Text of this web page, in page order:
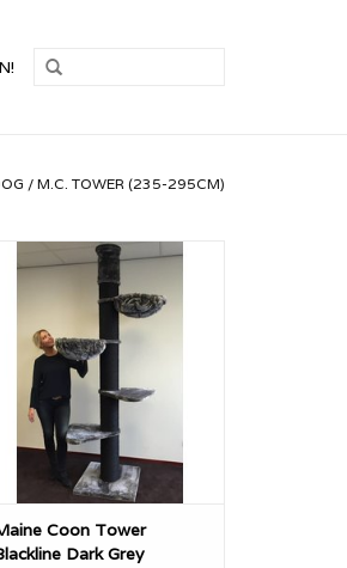
/ M.C. TOWER (235-295CM)
De krabpaal Maine Coon Tower
van RHRQuality is een
krabpaal (Van 245
tot 265cm lager/hoger op
aanvraag) met 20cm dikke
sisalpalen en grote hangmatten
45cm ligplek, die eenvoudig
20KG kunnen dragen. Ideaal
voor zware katten.
AAN WINKELWAGEN
Coon Tower
Dark Grey